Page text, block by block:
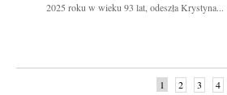
2025 roku w wieku 93 lat, odeszła Krystyna...
1 2 3 4